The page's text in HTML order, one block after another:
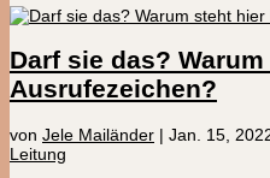
Darf sie das?
Ausrufezeichen?
von Jele Mailänder | Jan. 15,
Leitung